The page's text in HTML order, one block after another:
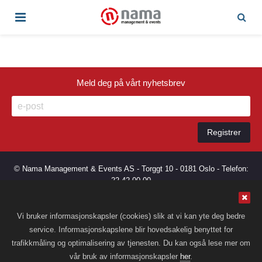
Vi bruker informasjonskapsler (cookies) slik at vi kan yte deg bedre
service. Informasjonskapslene blir hovedsakelig benyttet for
trafikkmåling og optimalisering av tjenesten. Du kan også lese mer om
vår bruk av informasjonskapsler her.
Meld deg på vårt nyhetsbrev
© Nama Management & Events AS - Torggt 10 - 0181 Oslo - Telefon:
22 42 00 00
Nama.no bruker cookies. Ved å fortsette å bruke siden samtykker du
til dette. Les mer om vår cookiebrukher.